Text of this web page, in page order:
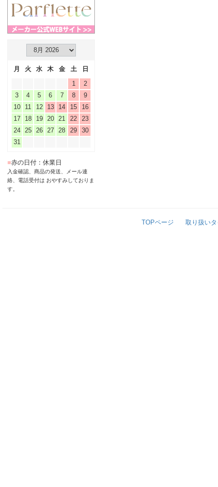
月 火 水 木 金 土
日
1
2
3
4 5 6 7 8
9
10
11 12 13 14 15
16
17
18 19 20 21 22
23
24
25 26 27 28 29
30
31
■赤の日付：休業日
入金確認、商品の発送、メール連
絡、電話受付は おやすみしておりま
す。
TOPページ 取り扱い